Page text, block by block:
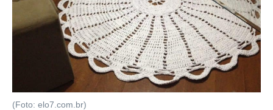
(Foto: elo7.com.br)